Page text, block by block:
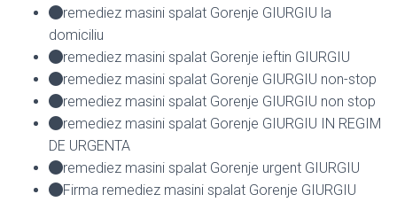
remediez masini spalat Gorenje GIURGIU la
domiciliu
remediez masini spalat Gorenje ieftin GIURGIU
remediez masini spalat Gorenje GIURGIU non-stop
remediez masini spalat Gorenje GIURGIU non stop
remediez masini spalat Gorenje GIURGIU IN REGIM
DE URGENTA
remediez masini spalat Gorenje urgent GIURGIU
Firma remediez masini spalat Gorenje GIURGIU